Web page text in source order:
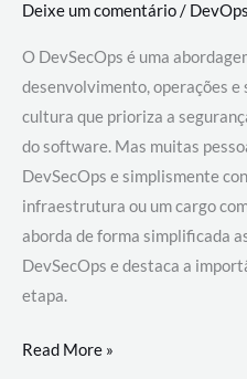
Deixe um comentário/ DevOps
O DevSecOps é uma
desenvolvimento, operações e
cultura que prioriza a
do software. Mas muitas
DevSecOps e simplismente
infraestrutura ou um cargo
aborda de forma simplificada
DevSecOps e destaca a
etapa.
DevSecOps
Read More »